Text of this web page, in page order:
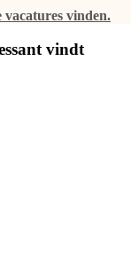
vacatures vinden.
vindt